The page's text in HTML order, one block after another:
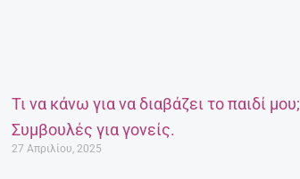
Τι να κάνω για να διαβάζει το παιδί μου;
Συμβουλές για γονείς.
27 Απριλίου, 2025